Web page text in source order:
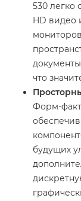
530 легко
HD видео
что
Форм-
будущих